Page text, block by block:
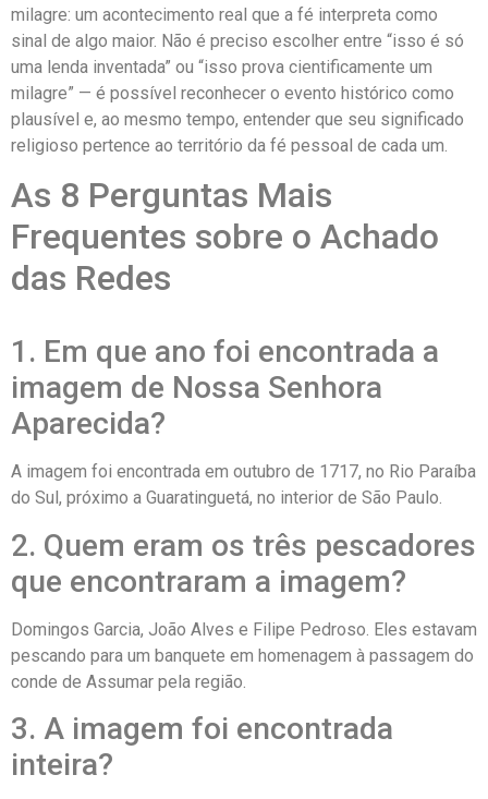
milagre: um acontecimento real que a fé interpreta como
sinal de algo maior. Não é preciso escolher entre “isso é só
uma lenda inventada” ou “isso prova cientificamente um
milagre” — é possível reconhecer o evento histórico como
plausível e, ao mesmo tempo, entender que seu significado
religioso pertence ao território da fé pessoal de cada um.
As 8 Perguntas Mais
Frequentes sobre o Achado
das Redes
1. Em que ano foi encontrada a
imagem de Nossa Senhora
Aparecida?
A imagem foi encontrada em outubro de 1717, no Rio Paraíba
do Sul, próximo a Guaratinguetá, no interior de São Paulo.
2. Quem eram os três pescadores
que encontraram a imagem?
Domingos Garcia, João Alves e Filipe Pedroso. Eles estavam
pescando para um banquete em homenagem à passagem do
conde de Assumar pela região.
3. A imagem foi encontrada
inteira?